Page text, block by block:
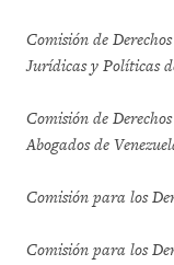
Comisión de
Jurídicas y Políticas
Comisión de
Abogados de
Comisión para los
Comisión para los